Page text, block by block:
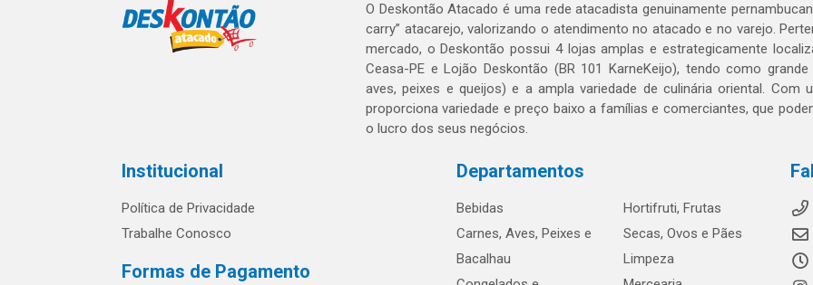
O Deskontão Atacado é uma rede atacadista genuinamente
carry” atacarejo, valorizando o atendimento no atacado e no varejo.
mercado, o Deskontão possui 4 lojas amplas e estrategicamente
Ceasa-PE e Lojão Deskontão (BR 101 KarneKeijo), tendo como
aves, peixes e queijos) e a ampla variedade de culinária oriental. Com
proporciona variedade e preço baixo a famílias e comerciantes, que
o lucro dos seus negócios.
Institucional
Política de Privacidade
Trabalhe Conosco
Formas de Pagamento
Departamentos
Bebidas
Carnes, Aves, Peixes e
Bacalhau
Hortifruti, Frutas
Secas, Ovos e Pães
Limpeza